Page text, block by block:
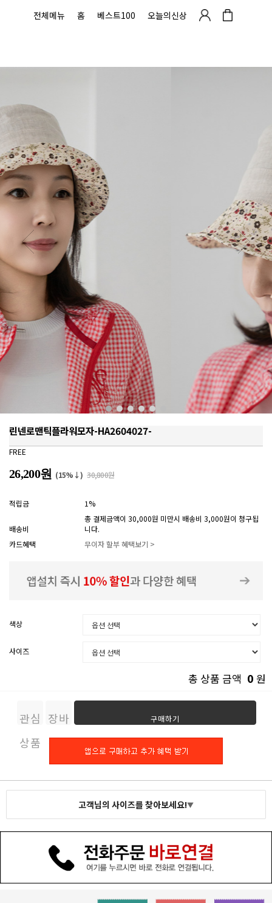
전체메뉴 홈 베스트100 오늘의신상
린넨로맨틱플라워모자-HA2604027-
FREE
26,200원 (15%↓) 30,800원
적립금 1%
배송비
총 결제금액이 30,000원 미만시 배송비 3,000원이 청구됩
니다.
카드혜택
무이자 할부 혜택보기 >
색상
사이즈
총 상품 금액 0 원
관심
상품
장바
구니
구매하기
고객님의 사이즈를 찾아보세요!▼